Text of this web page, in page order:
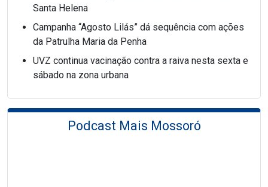
Santa Helena
Campanha “Agosto Lilás” dá sequência com ações
da Patrulha Maria da Penha
UVZ continua vacinação contra a raiva nesta sexta e
sábado na zona urbana
Podcast Mais Mossoró